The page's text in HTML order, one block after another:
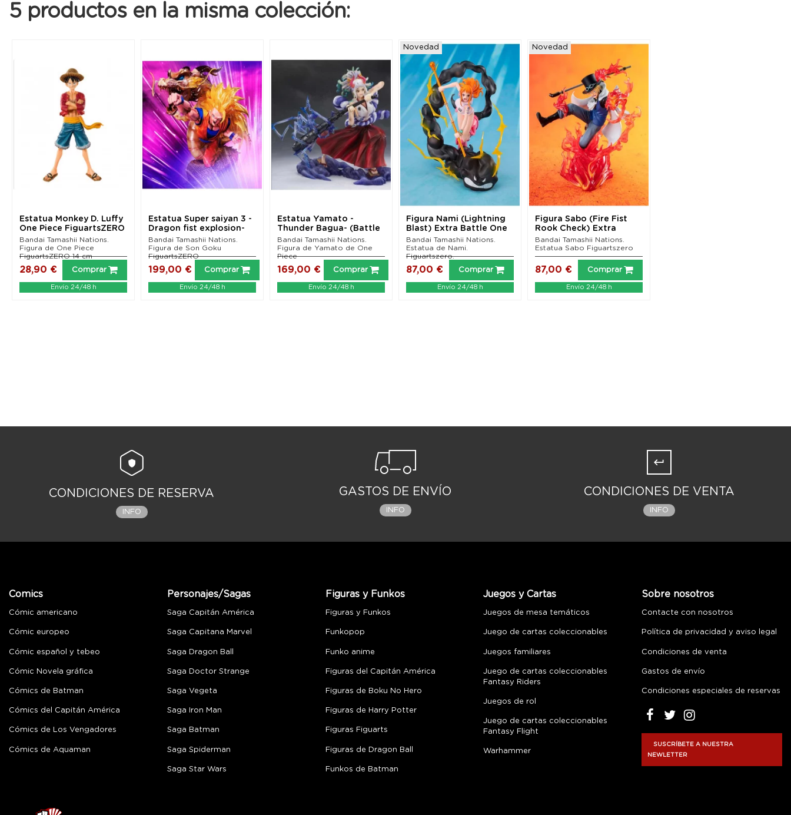
5 productos en la misma colección:
Estatua Monkey D. Luffy
One Piece FiguartsZERO
Bandai Tamashii Nations.
Figura de One Piece
FiguartsZERO 14 cm
28,90 € Comprar
Envío 24/48 h
Estatua Super saiyan 3 -
Dragon fist explosion-
Son Goku...
Bandai Tamashii Nations.
Figura de Son Goku
FiguartsZERO
199,00 € Comprar
Envío 24/48 h
Estatua Yamato -
Thunder Bagua- (Battle
Scarred) Extra Battle...
Bandai Tamashii Nations.
Figura de Yamato de One
Piece
169,00 € Comprar
Envío 24/48 h
Novedad
Figura Nami (Lightning
Blast) Extra Battle One
Piece Figuarts...
Bandai Tamashii Nations.
Estatua de Nami.
Figuartszero.
87,00 € Comprar
Envío 24/48 h
Novedad
Figura Sabo (Fire Fist
Rook Check) Extra
Battle One Piece...
Bandai Tamashii Nations.
Estatua Sabo Figuartszero
87,00 € Comprar
Envío 24/48 h
CONDICIONES DE RESERVA
INFO
GASTOS DE ENVÍO
INFO
CONDICIONES DE VENTA
INFO
Comics
Cómic americano
Cómic europeo
Cómic español y tebeo
Cómic Novela gráfica
Cómics de Batman
Cómics del Capitán América
Cómics de Los Vengadores
Cómics de Aquaman
Personajes/Sagas
Saga Capitán América
Saga Capitana Marvel
Saga Dragon Ball
Saga Doctor Strange
Saga Vegeta
Saga Iron Man
Saga Batman
Saga Spiderman
Saga Star Wars
Figuras y Funkos
Figuras y Funkos
Funkopop
Funko anime
Figuras del Capitán América
Figuras de Boku No Hero
Figuras de Harry Potter
Figuras Figuarts
Figuras de Dragon Ball
Funkos de Batman
Juegos y Cartas
Juegos de mesa temáticos
Juego de cartas coleccionables
Juegos familiares
Juego de cartas coleccionables
Fantasy Riders
Juegos de rol
Juego de cartas coleccionables
Fantasy Flight
Warhammer
Sobre nosotros
Contacte con nosotros
Política de privacidad y aviso legal
Condiciones de venta
Gastos de envío
Condiciones especiales de reservas
SUSCRÍBETE A NUESTRA
NEWLETTER